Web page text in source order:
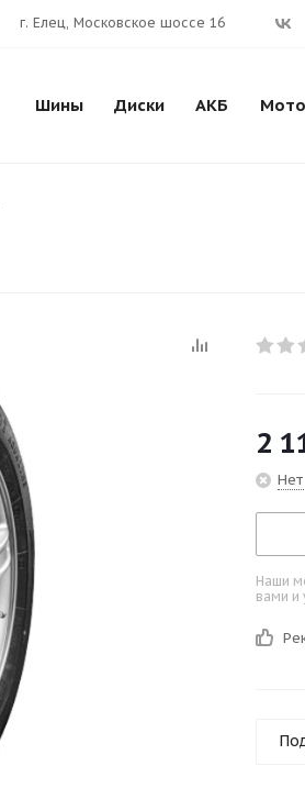
г. Елец, Московское шоссе 16
Шины Диски АКБ
2
Наши
вами и